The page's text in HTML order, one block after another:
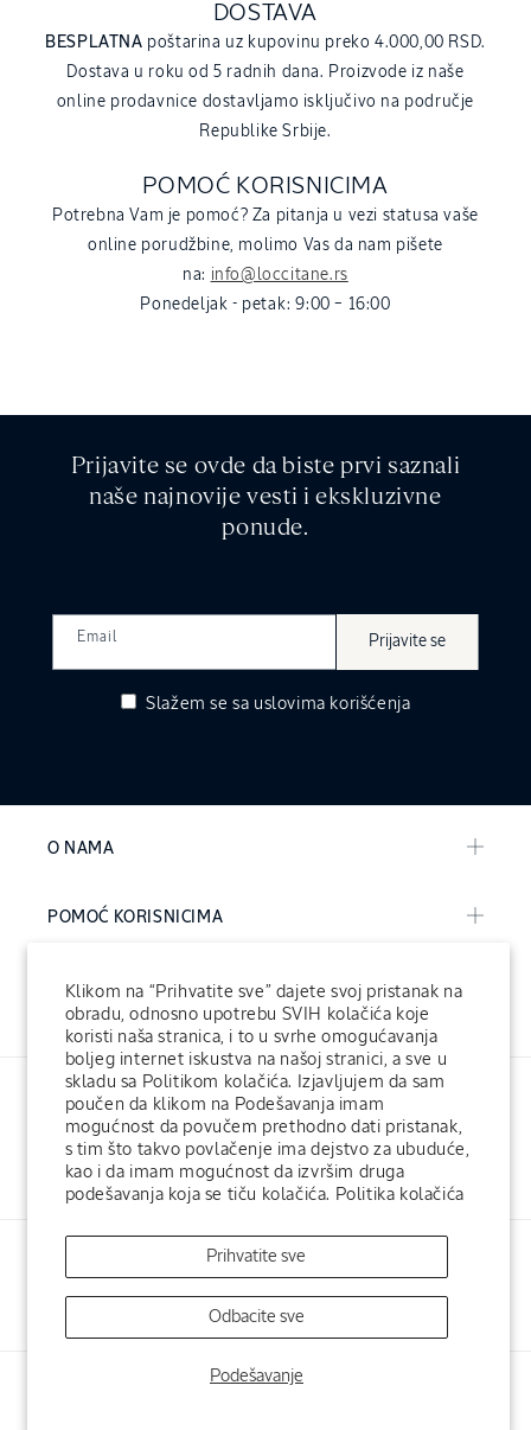
Klikom na “Prihvatite sve” dajete svoj pristanak na
obradu, odnosno upotrebu SVIH kolačića koje
koristi naša stranica, i to u svrhe omogućavanja
boljeg internet iskustva na našoj stranici, a sve u
skladu sa Politikom kolačića. Izjavljujem da sam
poučen da klikom na Podešavanja imam
mogućnost da povučem prethodno dati pristanak,
s tim što takvo povlačenje ima dejstvo za ubuduće,
kao i da imam mogućnost da izvršim druga
podešavanja koja se tiču kolačića. Politika kolačića
Podešavanje
Prihvatite sve
Odbacite sve
DOSTAVA
BESPLATNA poštarina uz kupovinu preko 4.000,00 RSD.
Dostava u roku od 5 radnih dana. Proizvode iz naše
online prodavnice dostavljamo isključivo na područje
Republike Srbije.
POMOĆ KORISNICIMA
Potrebna Vam je pomoć? Za pitanja u vezi statusa vaše
online porudžbine, molimo Vas da nam pišete
na: info@loccitane.rs
Ponedeljak - petak: 9:00 – 16:00
Prijavite se ovde da biste prvi saznali
naše najnovije vesti i ekskluzivne
ponude.
Email Prijavite se
Slažem se sa uslovima korišćenja
O NAMA
POMOĆ KORISNICIMA
KORPORATIVNE INFORMACIJE
FacebookInstagram
L'Occitane Fondacija L'Occitane hotelska kozmetika